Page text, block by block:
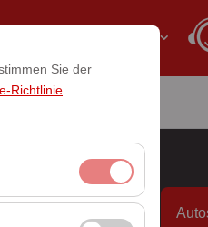
Sie der
Richtlinie